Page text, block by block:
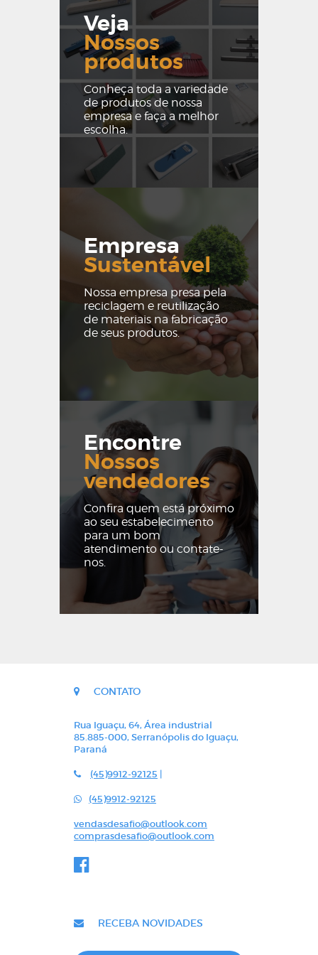
Veja
Nossos
produtos
Conheça toda a variedade
de produtos de nossa
empresa e faça a melhor
escolha.
Empresa
Sustentável
Nossa empresa presa pela
reciclagem e reutilização
de materiais na fabricação
de seus produtos.
Encontre
Nossos
vendedores
Confira quem está próximo
ao seu estabelecimento
para um bom
atendimento ou contate-
nos.
CONTATO
Rua Iguaçu, 64, Área industrial
85.885-000, Serranópolis do Iguaçu,
Paraná
(45)9912-92125 |
(45)9912-92125
vendasdesafio@outlook.com
comprasdesafio@outlook.com
RECEBA NOVIDADES